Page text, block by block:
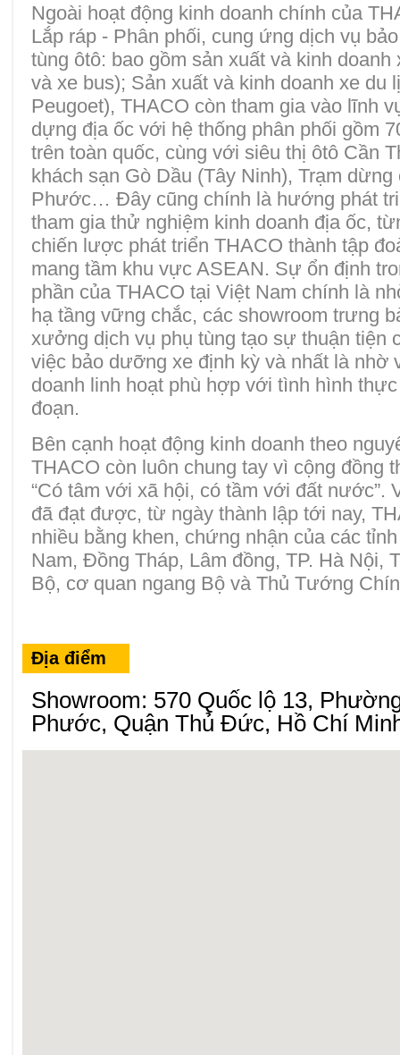
Ngoài hoạt động kinh doanh chính của
Lắp ráp - Phân phối, cung ứng dịch vụ
tùng ôtô: bao gồm sản xuất và kinh
và xe bus); Sản xuất và kinh doanh xe du
Peugoet), THACO còn tham gia vào lĩnh
dựng địa ốc với hệ thống phân phối gồm
trên toàn quốc, cùng với siêu thị ôtô Cần
khách sạn Gò Dầu (Tây Ninh), Trạm
Phước… Đây cũng chính là hướng phát
tham gia thử nghiệm kinh doanh địa ốc,
chiến lược phát triển THACO thành tập
mang tầm khu vực ASEAN. Sự ổn định
phần của THACO tại Việt Nam chính là
hạ tầng vững chắc, các showroom trưng
xưởng dịch vụ phụ tùng tạo sự thuận tiện
việc bảo dưỡng xe định kỳ và nhất là nhờ
doanh linh hoạt phù hợp với tình hình
đoạn.
Bên cạnh hoạt động kinh doanh theo
THACO còn luôn chung tay vì cộng đồng
“Có tâm với xã hội, có tầm với đất nước”.
đã đạt được, từ ngày thành lập tới nay,
nhiều bằng khen, chứng nhận của các
Nam, Đồng Tháp, Lâm đồng, TP. Hà Nội,
Bộ, cơ quan ngang Bộ và Thủ Tướng
Địa điểm
Showroom: 570 Quốc lộ 13,
Phước, Quận Thủ Đức, Hồ Chí